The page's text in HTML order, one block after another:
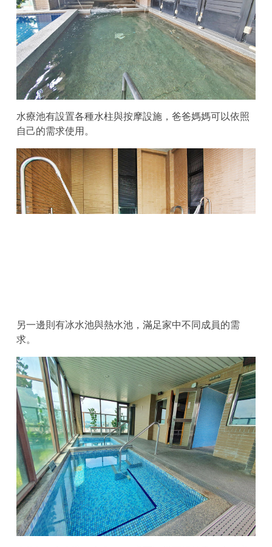
水療池有設置各種水柱與按摩設施，爸爸媽媽可以依照
自己的需求使用。
另一邊則有冰水池與熱水池，滿足家中不同成員的需
求。